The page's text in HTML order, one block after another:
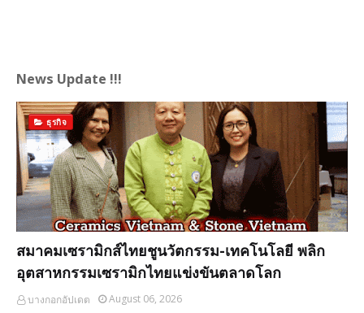
News Update !!!
ธุรกิจ
สมาคมเซรามิกส์ไทยชูนวัตกรรม-เทคโนโลยี พลิก
อุตสาหกรรมเซรามิกไทยแข่งขันตลาดโลก
บางกอกอัปเดต
August 06, 2026